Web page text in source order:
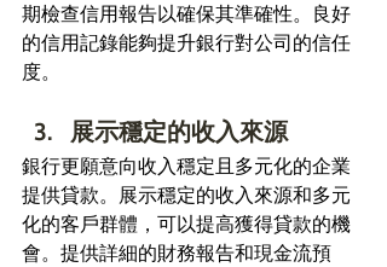
期檢查信用報告以確保其準確性。良好
的信用記錄能夠提升銀行對公司的信任
度。
展示穩定的收入來源
銀行更願意向收入穩定且多元化的企業
提供貸款。展示穩定的收入來源和多元
化的客戶群體，可以提高獲得貸款的機
會。提供詳細的財務報告和現金流預